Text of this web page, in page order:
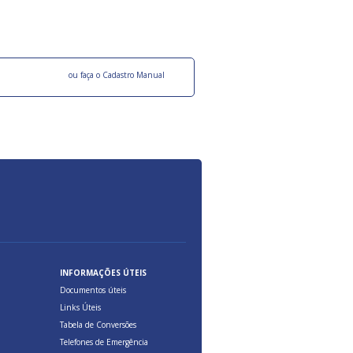
ou faça o Cadastro Manual
INFORMAÇÕES ÚTEIS
Documentos úteis
Links Úteis
Tabela de Conversões
Telefones de Emergência